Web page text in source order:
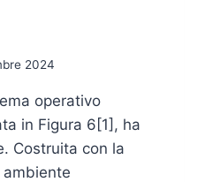
2024
operativo
in Figura 6[1], ha
Costruita con la